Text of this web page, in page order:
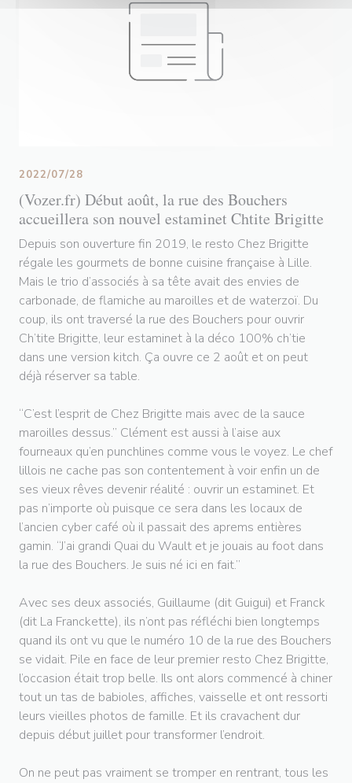
(Vozer.fr) Début août, la rue des Bouchers
accueillera son nouvel estaminet Chtite Brigitte
2022/07/28
Depuis son ouverture fin 2019, le resto Chez Brigitte
régale les gourmets de bonne cuisine française à Lille.
Mais le trio d’associés à sa tête avait des envies de
carbonade, de flamiche au maroilles et de waterzoï. Du
coup, ils ont traversé la rue des Bouchers pour ouvrir
Ch’tite Brigitte, leur estaminet à la déco 100% ch’tie
dans une version kitch. Ça ouvre ce 2 août et on peut
déjà réserver sa table.
“C’est l’esprit de Chez Brigitte mais avec de la sauce
maroilles dessus.” Clément est aussi à l’aise aux
fourneaux qu’en punchlines comme vous le voyez. Le chef
lillois ne cache pas son contentement à voir enfin un de
ses vieux rêves devenir réalité : ouvrir un estaminet. Et
pas n’importe où puisque ce sera dans les locaux de
l’ancien cyber café où il passait des aprems entières
gamin. “J’ai grandi Quai du Wault et je jouais au foot dans
la rue des Bouchers. Je suis né ici en fait.”
Avec ses deux associés, Guillaume (dit Guigui) et Franck
(dit La Franckette), ils n’ont pas réfléchi bien longtemps
quand ils ont vu que le numéro 10 de la rue des Bouchers
se vidait. Pile en face de leur premier resto Chez Brigitte,
l’occasion était trop belle. Ils ont alors commencé à chiner
tout un tas de babioles, affiches, vaisselle et ont ressorti
leurs vieilles photos de famille. Et ils cravachent dur
depuis début juillet pour transformer l’endroit.
On ne peut pas vraiment se tromper en rentrant, tous les